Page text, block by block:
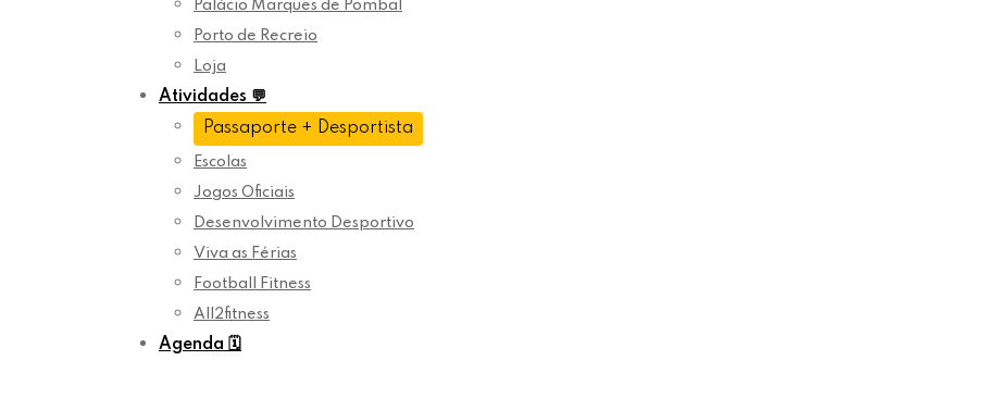
Palácio Marquês de Pombal
Porto de Recreio
Loja
Atividades 💬
Passaporte + Desportista
Escolas
Jogos Oficiais
Desenvolvimento Desportivo
Viva as Férias
Football Fitness
All2fitness
Agenda 🗓️